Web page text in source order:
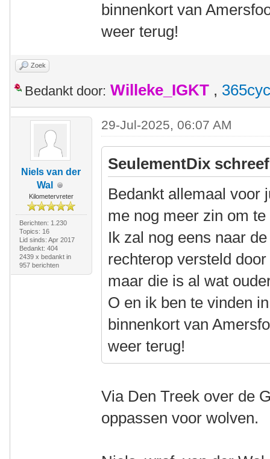
binnenkort van
weer terug!
Zoek
Bedankt door: Willeke_IGKT ,
Niels van der
Wal
Kilometervreter
Berichten: 1.230
Topics: 16
Lid sinds: Apr 2017
Bedankt: 404
2439 x bedankt in
957 berichten
29-Jul-2025, 06:07 AM
SeulementDix
Bedankt allemaal voor
me nog meer zin om
Ik zal nog eens naar
rechterop versteld
maar die is al wat
O en ik ben te vinden
binnenkort van
weer terug!
Via Den Treek over de
oppassen voor wolven.